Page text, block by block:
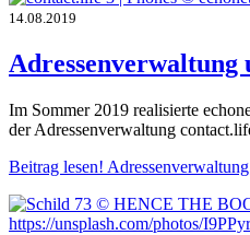
14.08.2019
Adressenverwaltung
Im Sommer 2019 realisierte
der Adressenverwaltung
Beitrag lesen!